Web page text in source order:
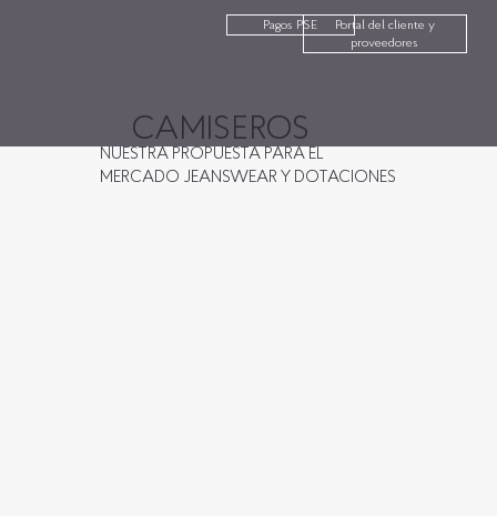
Pagos PSE
Portal del cliente y
proveedores
CAMISEROS
NUESTRA PROPUESTA PARA EL
MERCADO JEANSWEAR Y DOTACIONES